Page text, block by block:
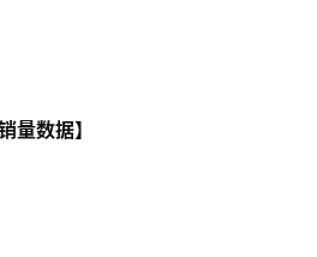
车主之家 销量数据】